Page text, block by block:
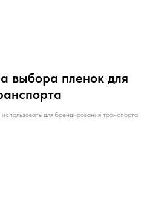
выбора пленок для
для брендирования транспорта